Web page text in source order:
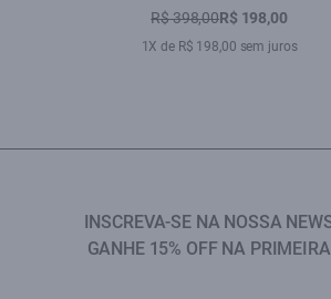
R$ 398,00R$ 198,00
1X de R$ 198,00 sem juros
INSCREVA-SE NA NOSSA
GANHE 15% OFF NA